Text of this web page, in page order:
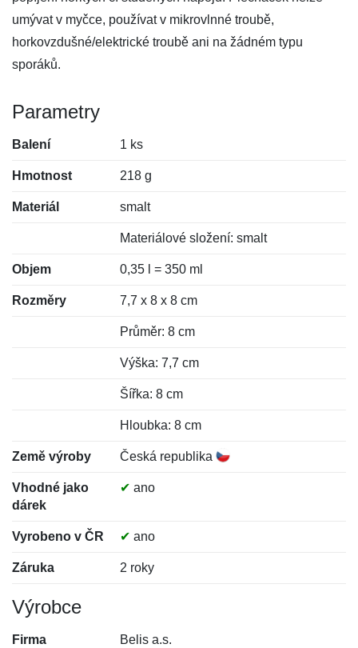
umývat v myčce, používat v mikrovlnné troubě,
horkovzdušné/elektrické troubě ani na žádném typu
sporáků.
Parametry
Balení 1 ks
Hmotnost 218 g
Materiál smalt
Materiálové složení: smalt
Objem 0,35 l = 350 ml
Rozměry 7,7 x 8 x 8 cm
Průměr: 8 cm
Výška: 7,7 cm
Šířka: 8 cm
Hloubka: 8 cm
Země výroby Česká republika
Vhodné jako
dárek
✔ ano
Vyrobeno v ČR ✔ ano
Záruka 2 roky
Výrobce
Firma Belis a.s.